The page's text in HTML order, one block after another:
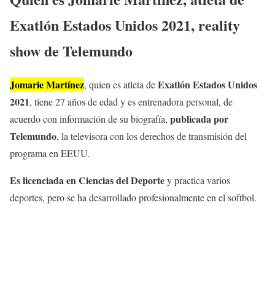
Exatlón Estados Unidos 2021, reality
show de Telemundo
Jomarie Martínez, quien es atleta deExatlón Estados Unidos
2021, tiene 27 años de edad y es entrenadora personal, de
acuerdo con información de su biografía, publicada por
Telemundo, la televisora con los derechos de transmisión del
programa en EEUU.
Es licenciada en Ciencias del Deportey practica varios
deportes, pero se ha desarrollado profesionalmente en el softbol.